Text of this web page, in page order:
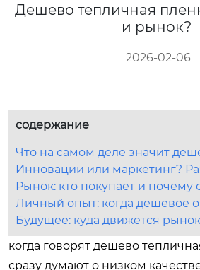
Дешево тепличная
и рынок?
2026-02-06
содержание
Что на самом деле значит
Инновации или маркетинг?
Рынок: кто покупает и почему
Личный опыт: когда дешевое
Будущее: куда движется
когда говорят дешево
сразу думают о низком